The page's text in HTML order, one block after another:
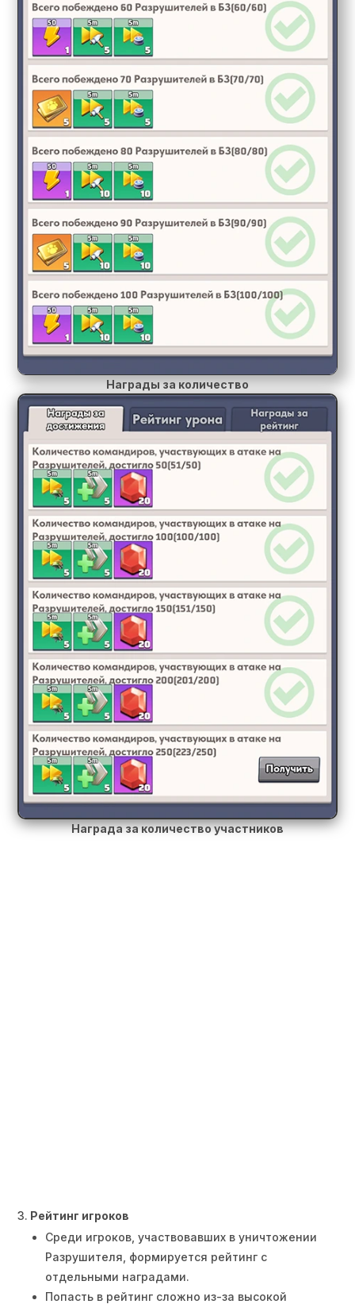
Награды за количество
Награда за количество участников
Рейтинг игроков
Среди игроков, участвовавших в уничтожении
Разрушителя, формируется рейтинг с
отдельными наградами.
Попасть в рейтинг сложно из-за высокой